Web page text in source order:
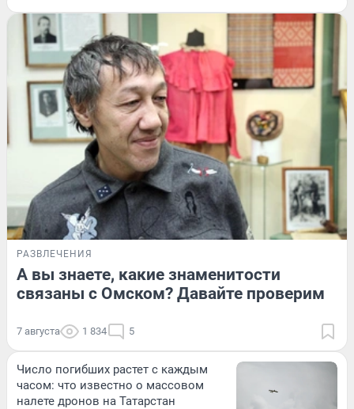
РАЗВЛЕЧЕНИЯ
А вы знаете, какие знаменитости
связаны с Омском? Давайте проверим
7 августа 1 834 5
Число погибших растет с каждым
часом: что известно о массовом
налете дронов на Татарстан